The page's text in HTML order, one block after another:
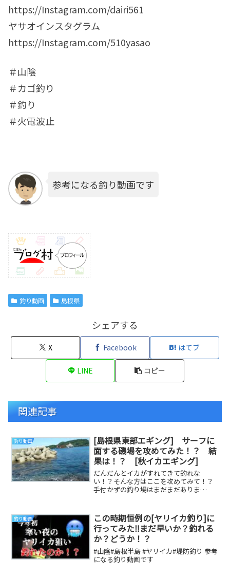
https://Instagram.com/dairi561
ヤサオインスタグラム
https://Instagram.com/510yasao
＃山陰
＃カゴ釣り
＃釣り
＃火電波止
参考になる釣り動画です
釣り動画 島根県
シェアする
X Facebook はてブ
LINE コピー
関連記事
釣り動画
[島根県東部エギング] サーフに
面する磯場を攻めてみた！？ 結
果は！？ [秋イカエギング]
だんだんとイカがすれてきて釣れな
い！？そんな方はここを攻めてみて！？
手付かずの釣り場はまだまだありま
釣り動画
この時期恒例の[ヤリイカ釣り]に
行ってみた‼️まだ早いか？釣れる
か？どうか！？
#山陰#島根半島 #ヤリイカ#堤防釣り 参考
になる釣り動画です